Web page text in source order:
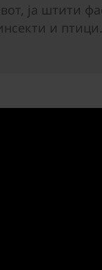
ја штити
и птици.